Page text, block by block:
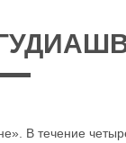
В течение